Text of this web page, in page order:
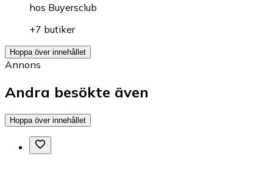
hos Buyersclub
+7 butiker
Hoppa över innehållet
Annons
Andra besökte även
Hoppa över innehållet